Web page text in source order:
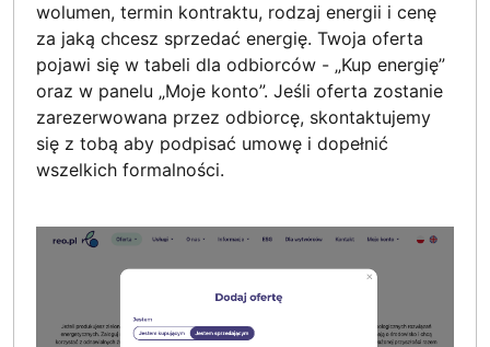
wolumen, termin kontraktu, rodzaj energii i cenę
za jaką chcesz sprzedać energię. Twoja oferta
pojawi się w tabeli dla odbiorców - „Kup energię”
oraz w panelu „Moje konto”. Jeśli oferta zostanie
zarezerwowana przez odbiorcę, skontaktujemy
się z tobą aby podpisać umowę i dopełnić
wszelkich formalności.